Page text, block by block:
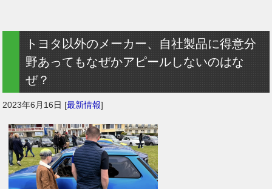
トヨタ以外のメーカー、自社製品に得意分
野あってもなぜかアピールしないのはな
ぜ？
2023年6月16日 [最新情報]